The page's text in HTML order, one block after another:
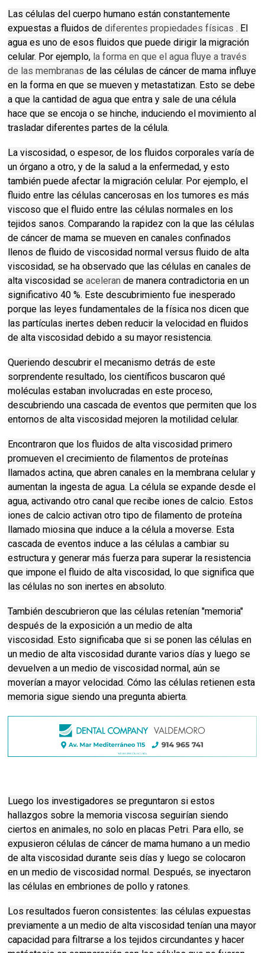
Las células del cuerpo humano están constantemente
expuestas a fluidos dediferentes propiedades físicas . El
agua es uno de esos fluidos que puede dirigir la migración
celular. Por ejemplo, la forma en que el agua fluye a través
de las membranas de las células de cáncer de mama influye
en la forma en que se mueven y metastatizan. Esto se debe
a que la cantidad de agua que entra y sale de una célula
hace que se encoja o se hinche, induciendo el movimiento al
trasladar diferentes partes de la célula.
La viscosidad, o espesor, de los fluidos corporales varía de
un órgano a otro, y de la salud a la enfermedad, y esto
también puede afectar la migración celular. Por ejemplo, el
fluido entre las células cancerosas en los tumores es más
viscoso que el fluido entre las células normales en los
tejidos sanos.Comparando la rapidez con la que las células
de cáncer de mama se mueven en canales confinados
llenos de fluido de viscosidad normal versus fluido de alta
viscosidad, se ha observado que las células en canales de
alta viscosidad seaceleran de manera contradictoria en un
significativo 40 %. Este descubrimiento fue inesperado
porque las leyes fundamentales de la física nos dicen que
las partículas inertes deben reducir la velocidad en fluidos
de alta viscosidad debido a su mayor resistencia.
Queriendo descubrir el mecanismo detrás de este
sorprendente resultado, los científicos buscaronqué
moléculas estaban involucradas en este proceso,
descubriendo una cascada de eventos que permiten que los
entornos de alta viscosidad mejoren la motilidad celular.
Encontraron que los fluidos de alta viscosidad primero
promueven el crecimiento de filamentos de proteínas
llamados actina, que abren canales en la membrana celular y
aumentan la ingesta de agua. La célula se expande desde el
agua, activando otro canal que recibe iones de calcio. Estos
iones de calcio activan otro tipo de filamento de proteína
llamado miosina que induce a la célula a moverse. Esta
cascada de eventos induce a las células a cambiar su
estructura y generar más fuerza para superar la resistencia
que impone el fluido de alta viscosidad, lo que significa que
las células no son inertes en absoluto.
También descubrieron que las células retenían "memoria"
después de la exposición a un medio de alta
viscosidad. Esto significaba que si se ponen las células en
un medio de alta viscosidad durante varios días y luego se
devuelven a un medio de viscosidad normal, aún se
moverían a mayor velocidad.Cómo las células retienen esta
memoria sigue siendo una pregunta abierta.
Luego los investigadores se preguntaron si estos
hallazgos sobre la memoria viscosa seguirían siendo
ciertos en animales, no solo en placas Petri. Para ello, se
expusieron células de cáncer de mama humano a un medio
de alta viscosidad durante seis días y luego se colocaron
en un medio de viscosidad normal. Después, se inyectaron
las células en embriones de pollo y ratones.
Los resultados fueron consistentes: las células expuestas
previamente a un medio de alta viscosidad tenían una mayor
capacidad para filtrarse a los tejidos circundantes y hacer